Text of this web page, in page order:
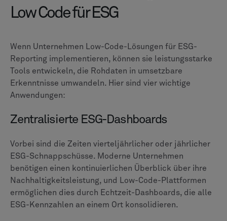
Low Code für ESG
Wenn Unternehmen Low-Code-Lösungen für ESG-
Reporting implementieren, können sie leistungsstarke
Tools entwickeln, die Rohdaten in umsetzbare
Erkenntnisse umwandeln. Hier sind vier wichtige
Anwendungen:
Zentralisierte ESG-Dashboards
Vorbei sind die Zeiten vierteljährlicher oder jährlicher
ESG-Schnappschüsse. Moderne Unternehmen
benötigen einen kontinuierlichen Überblick über ihre
Nachhaltigkeitsleistung, und Low-Code-Plattformen
ermöglichen dies durch Echtzeit-Dashboards, die alle
ESG-Kennzahlen an einem Ort konsolidieren.